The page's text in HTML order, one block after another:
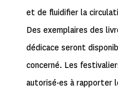
et de fluidifier la
Des exemplaires des
dédicace seront
concerné. Les
autorisé·es à rapporter